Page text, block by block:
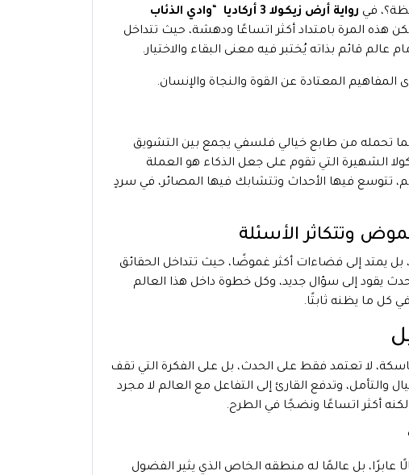
في رواية أرض زيكولا 3 أركاديا
وادي الذئاب
هذه المرة بامتداد أكثر اتساعًا ودهشة، حيث تتداخل
قائم بذاته يُختبر فيه معنى البقاء والاختيار.
المفاهيم المعتادة عن القوة والنجاة والإنسان.
تحمله من طابع خيالي فلسفي يجمع بين التشويق
الشهيرة التي تقوم على جعل الذكاء هو العملة
تتوسع فيها الأحداث وتتشابك فيها المصائر، في سردٍ
بل يمتد إلى فضاءات أكثر غموضًا، حيث تتداخل الحقائق
يقود إلى سؤال جديد، وكل خطوة داخل هذا العالم
في كل ما يظنه ثابتًا.
لا تعتمد فقط على الحدث، بل على الفكرة التي تقف
والتأمل، وتدفع القارئ إلى التفاعل مع العالم لا مجرد
لكنه أكثر اتساعًا ونضجًا في الطرح.
عابرًا، بل عالمًا له منطقه الخاص الذي يثير الفضول